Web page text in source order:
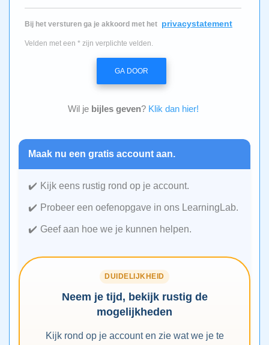
Bij het versturen ga je akkoord met het privacystatement
Velden met een * zijn verplichte velden.
GA DOOR
Wil je bijles geven? Klik dan hier!
Maak nu een gratis account aan.
Kijk eens rustig rond op je account.
Probeer een oefenopgave in ons LearningLab.
Geef aan hoe we je kunnen helpen.
DUIDELIJKHEID
Neem je tijd, bekijk rustig de
mogelijkheden
Kijk rond op je account en zie wat we je te